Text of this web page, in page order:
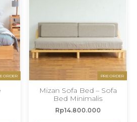
ORDER PRE ORDER
Mizan Sofa Bed – Sofa
Bed Minimalis
Rp14.800.000